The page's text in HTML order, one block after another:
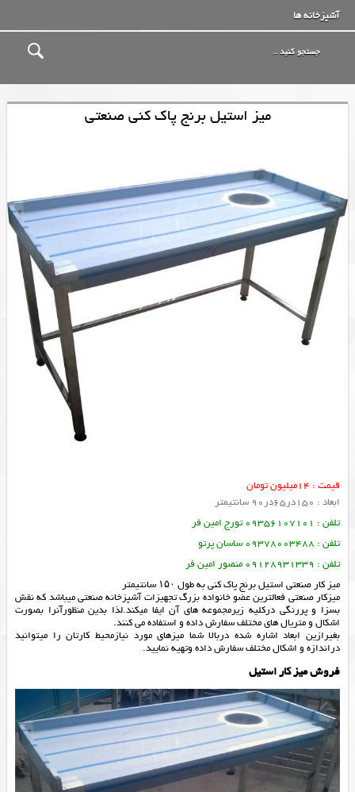
آشپزخانه ها
میز استیل برنج پاک کنی صنعتی
قیمت : 14میلیون تومان
ابعاد : 150در65در90 سانتیمتر
تلفن : 09356107101 تورج امین فر
تلفن : 09378003488 ساسان پرتو
تلفن : 09128931339 منصور امین فر
میز کار صنعتی استیل برنج پاک کنی به طول ۱۵۰ سانتیمتر
میزکار صنعتی فعالترین عضو خانواده بزرگ تجهیزات آشپزخانه صنعتی میباشد که نقش
بسزا و پررنگی درکلیه زیرمجموعه های آن ایفا میکند.لذا بدین منظورآنرا بصورت
اشکال و متریال های مختلف سفارش داده و استفاده می کنند.
بغیرازین ابعاد اشاره شده دربالا شما میزهای مورد نیازمحیط کارتان را میتوانید
دراندازه و اشکال مختلف سفارش داده وتهیه نمایید.
فروش میز کار استیل